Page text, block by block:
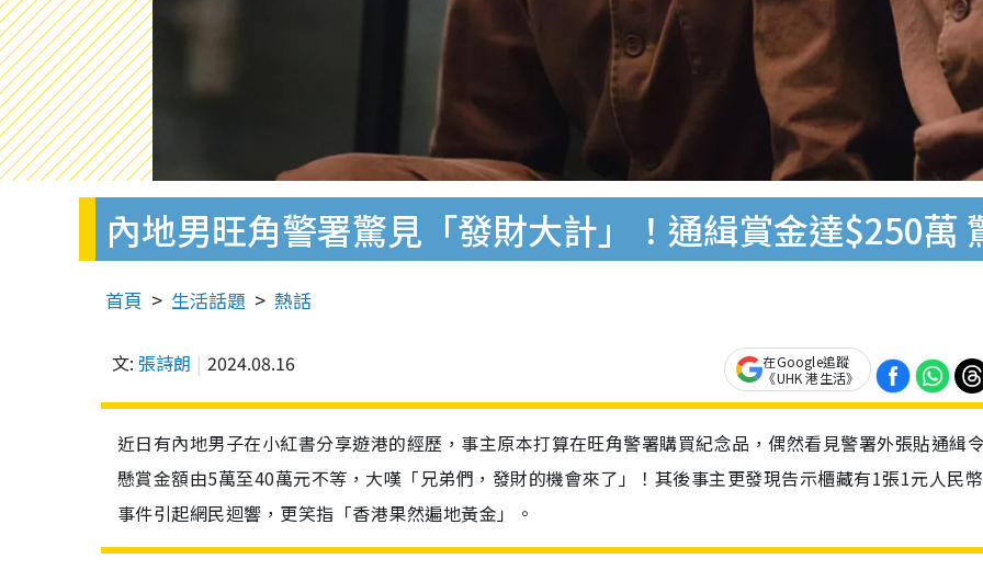
內地男旺角警署驚見「發財大計」！通緝賞金達$250萬
首頁 生活話題 熱話
文: 張詩朗 2024.08.16
在Google追蹤
《UHK 港生活》
近日有內地男子在小紅書分享遊港的經歷，事主原本打算在旺角警署購買紀念品，偶然看見警署外張貼通緝
懸賞金額由5萬至40萬元不等，大嘆「兄弟們，發財的機會來了」！其後事主更發現告示櫃藏有1張1元人民
事件引起網民迴響，更笑指「香港果然遍地黃金」。